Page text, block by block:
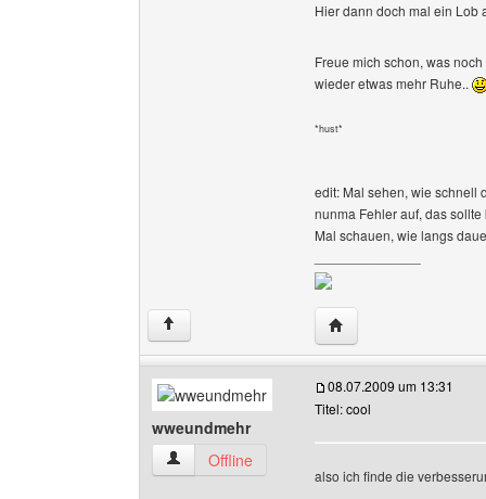
Hier dann doch mal ein Lob
Freue mich schon, was
wieder etwas mehr Ruhe..
*hust*
edit: Mal sehen, wie schnell
nunma Fehler auf, das sollte
Mal schauen, wie langs
↑ Website dieses
wweundmehr
wweundmehr Benutzer-Profile anzeigen
Offline
08.07.2009 um 13:31
Titel: cool
also ich finde die